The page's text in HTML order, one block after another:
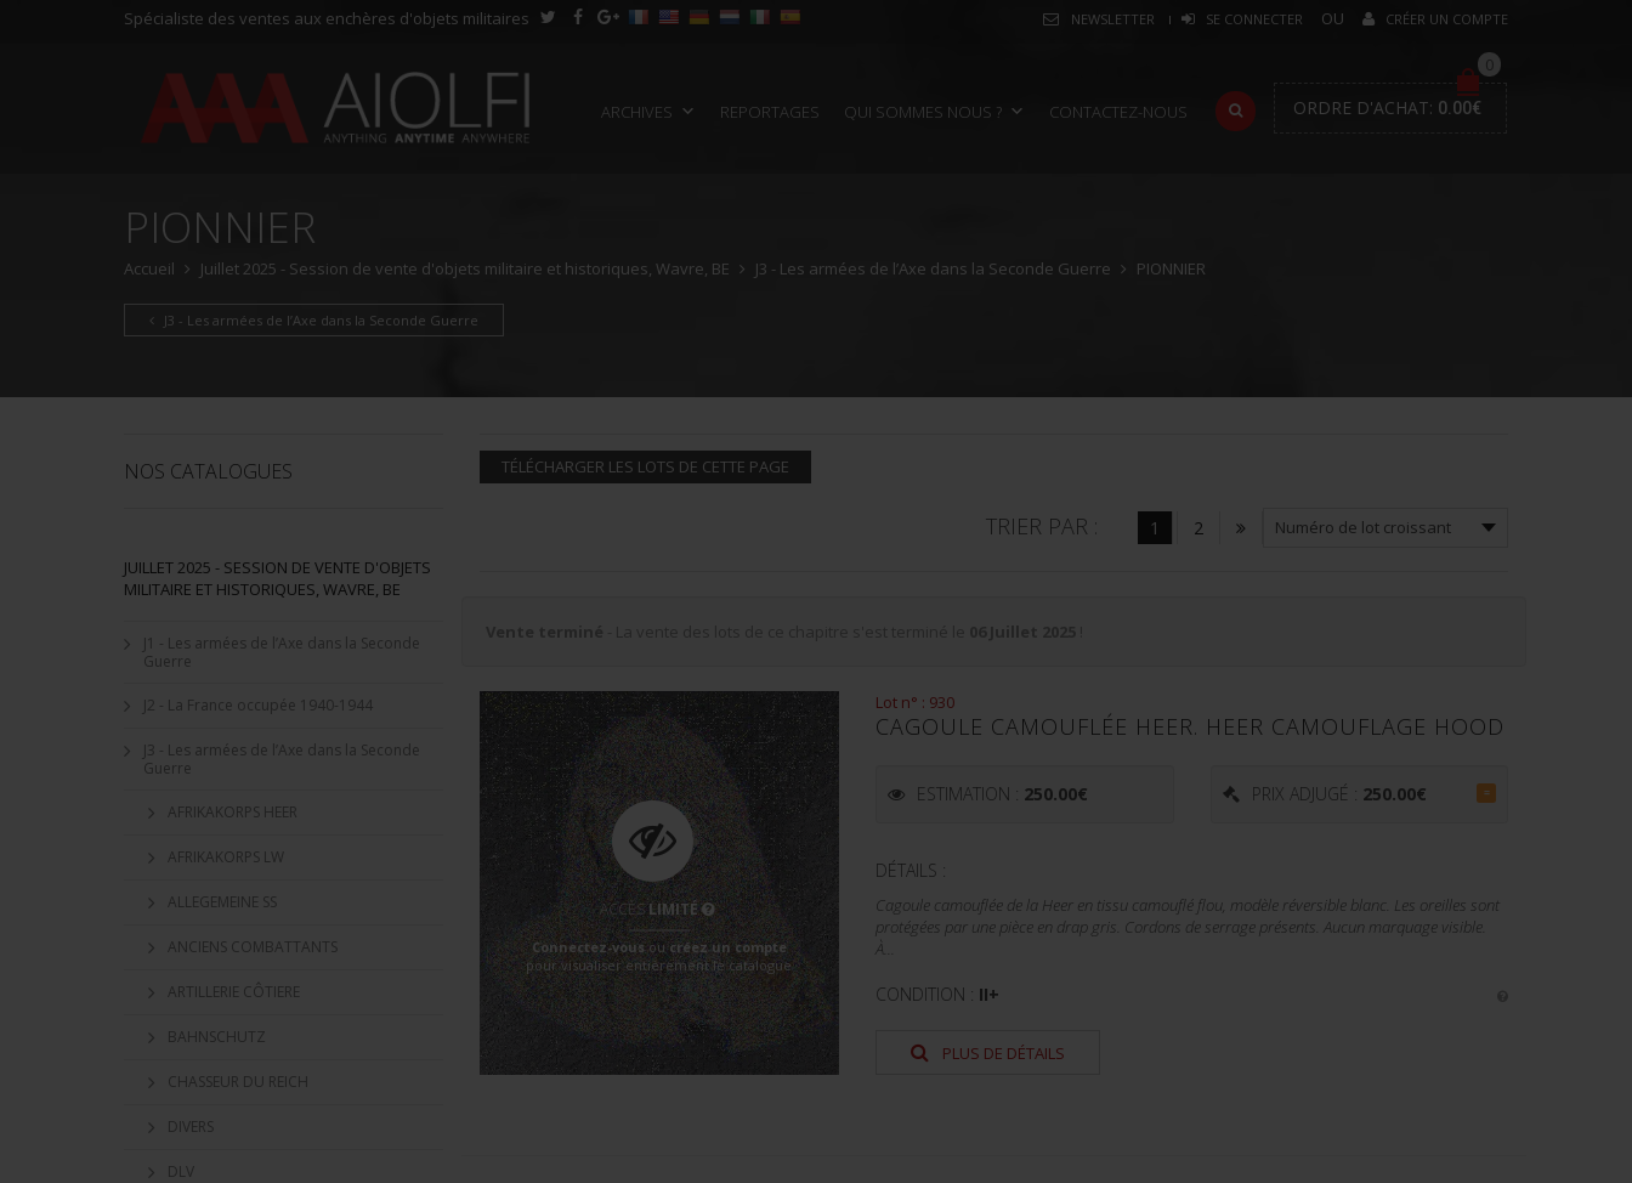
Spécialiste des ventes aux enchères d'objets militaires NEWSLETTER SE CONNECTER CRÉER UN COMPTE
ARCHIVES REPORTAGES QUI SOMMES NOUS ? CONTACTEZ-NOUS
0
ORDRE D'ACHAT: 0.00€
PIONNIER
Accueil Juillet 2025 - Session de vente d'objets militaire et historiques, Wavre, BE J3 - Les armées de l’Axe dans la Seconde Guerre PIONNIER
J3 - Les armées de l’Axe dans la Seconde Guerre
TÉLÉCHARGER LES LOTS DE CETTE PAGE
1 2
TRIER PAR :
ACCÈSLIMITÉ
Connectez-vousoucréez un compte
pour visualiser entièrement le catalogue
Lot n° : 930
CAGOULE CAMOUFLÉE HEER. HEER CAMOUFLAGE HOOD
ESTIMATION : 250.00€ PRIX ADJUGÉ : 250.00€ =
DÉTAILS :
Cagoule camouflée de la Heer en tissu camouflé flou, modèle réversible blanc. Les oreilles sont
protégées par une pièce en drap gris. Cordons de serrage présents. Aucun marquage visible.
À...
CONDITION : II+
PLUS DE DÉTAILS
NOS CATALOGUES
JUILLET 2025 - SESSION DE VENTE D'OBJETS
MILITAIRE ET HISTORIQUES, WAVRE, BE
J1 - Les armées de l’Axe dans la Seconde
Guerre
J2 - La France occupée 1940-1944
J3 - Les armées de l’Axe dans la Seconde
Guerre
AFRIKAKORPS HEER
AFRIKAKORPS LW
ALLEGEMEINE SS
ANCIENS COMBATTANTS
ARTILLERIE CÔTIERE
BAHNSCHUTZ
CHASSEUR DU REICH
DIVERS
DLV